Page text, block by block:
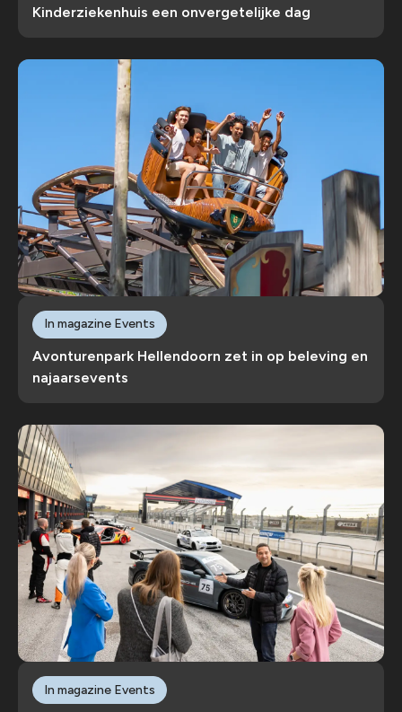
Kinderziekenhuis een onvergetelijke dag
Avonturenpark Hellendoorn zet in op beleving en
najaarsevents
In magazine Events
In magazine Events